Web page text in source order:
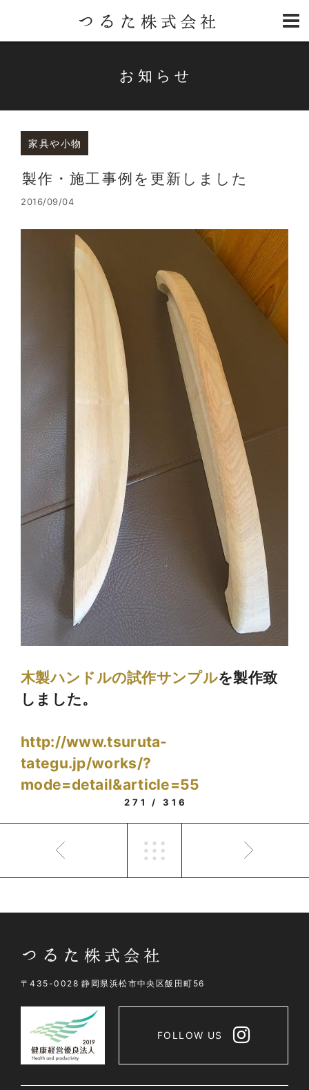
お知らせ
家具や小物
製作・施工事例を更新しました
2016/09/04
木製ハンドルの試作サンプルを製作致
しました。
http://www.tsuruta-
tategu.jp/works/?
mode=detail&article=55
271 / 316
〒435-0028 静岡県浜松市中央区飯田町56
FOLLOW US